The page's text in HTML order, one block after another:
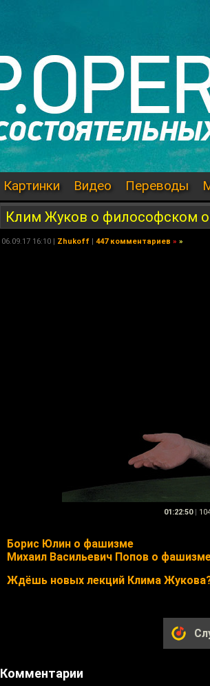
Картинки Видео Переводы
Клим Жуков о философском
06.09.17 16:10 | Zhukoff | 447 комментариев » »
01:22:50 |
Борис Юлин о фашизме
Михаил Васильевич Попов о
Ждёшь новых лекций Клима
Комментарии